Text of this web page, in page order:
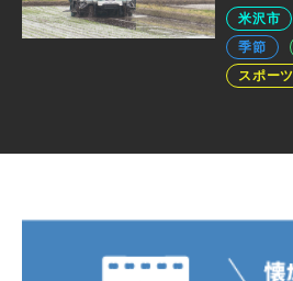
米沢市
季節
スポーツ